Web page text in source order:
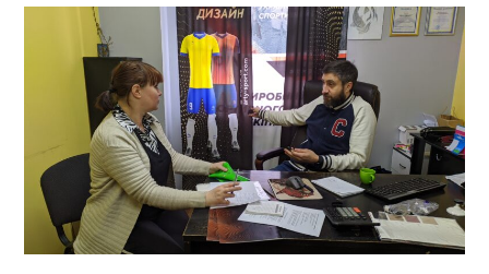
І
МАГІСТРА
«КОНСТРУЮВАННЯ
ТА
ТЕХНОЛОГІЇ
ШВЕЙНИХ
ВИРОБІВ»
ЗІ
СТЕЙКХОЛДЕРАМИ